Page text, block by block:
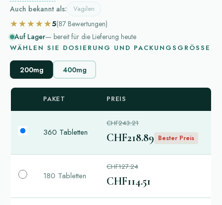
Auch bekannt als: Vagilen
★★★★★5(87 Bewertungen)
Auf Lager— bereit für die Lieferung heute
WÄHLEN SIE DOSIERUNG UND PACKUNGSGRÖSSE
200mg 400mg
PAKET PREIS
360 Tabletten
CHF243.21
CHF218.89 Bester Preis
180 Tabletten
CHF127.24
CHF114.51